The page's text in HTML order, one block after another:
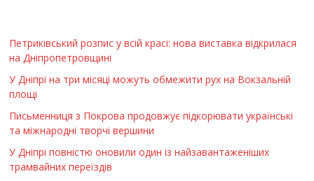
Петриківський розпис у всій красі: нова виставка відкрилася
на Дніпропетровщині
У Дніпрі на три місяці можуть обмежити рух на Вокзальній
площі
Письменниця з Покрова продовжує підкорювати українські
та міжнародні творчі вершини
У Дніпрі повністю оновили один із найзавантаженіших
трамвайних переїздів